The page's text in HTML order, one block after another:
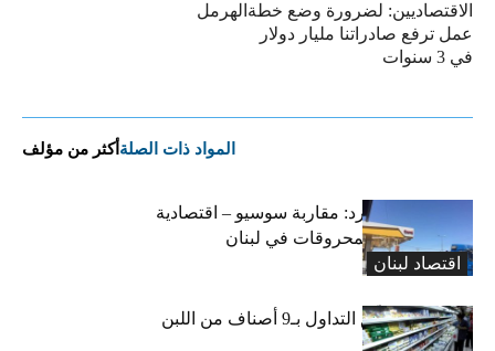
الهرمل الاقتصاديين: لضرورة وضع خطة
عمل ترفع صادراتنا مليار دولار
في 3 سنوات
المواد ذات الصلة أكثر من مؤلف
اقتصاد لبنان
التضخم المستورد: مقاربة سوسيو – اقتصادية
لارتفاع أسعار المحروقات في لبنان
«الاقتصاد» تعلّق التداول بـ9 أصناف من اللبن
واللبنة